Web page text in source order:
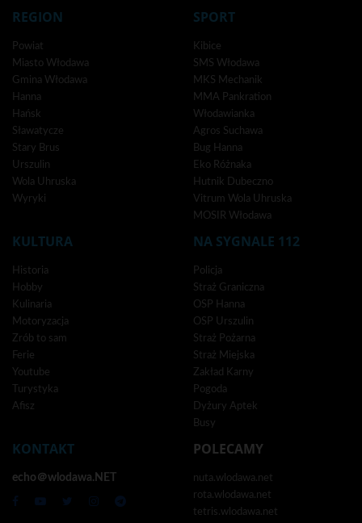
REGION
Powiat
Miasto Włodawa
Gmina Włodawa
Hanna
Hańsk
Sławatycze
Stary Brus
Urszulin
Wola Uhruska
Wyryki
SPORT
Kibice
SMS Włodawa
MKS Mechanik
MMA Pankration
Włodawianka
Agros Suchawa
Bug Hanna
Eko Różnaka
Hutnik Dubeczno
Vitrum Wola Uhruska
MOSIR Włodawa
KULTURA
Historia
Hobby
Kulinaria
Motoryzacja
Zrób to sam
Ferie
Youtube
Turystyka
Afisz
NA SYGNALE 112
Policja
Straż Graniczna
OSP Hanna
OSP Urszulin
Straż Pożarna
Straż Miejska
Zakład Karny
Pogoda
Dyżury Aptek
Busy
KONTAKT
echo＠wlodawa.NET
POLECAMY
nuta.wlodawa.net
rota.wlodawa.net
tetris.wlodawa.net